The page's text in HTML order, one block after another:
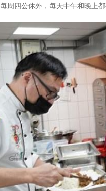
周四公休外，每天中午和晚上